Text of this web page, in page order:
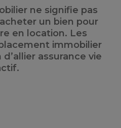
ne signifie pas
un bien pour
en location. Les
immobilier
assurance vie